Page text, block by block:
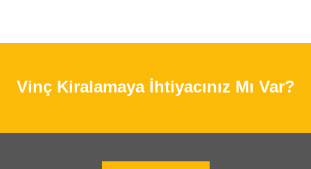
Vinç Kiralamaya İhtiyacınız Mı Var?